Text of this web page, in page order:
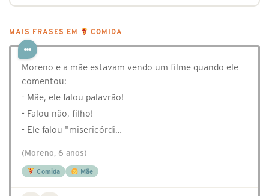
MAIS FRASES EM COMIDA
Moreno e a mãe estavam vendo um filme quando ele
comentou:
- Mãe, ele falou palavrão!
- Falou não, filho!
- Ele falou "misericórdi…
(Moreno, 6 anos)
Comida Mãe